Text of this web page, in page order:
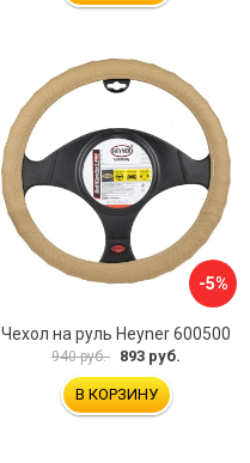
-5%
Чехол на руль Heyner 600500
940 руб. 893 руб.
В КОРЗИНУ